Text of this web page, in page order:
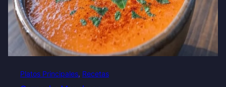
Platos Principales, Recetas